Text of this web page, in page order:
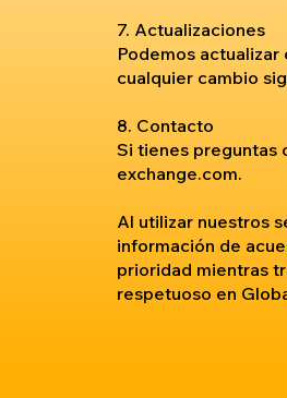
7. Actualizaciones
Podemos
cualquier cambio
8. Contacto
Si tienes preguntas
exchange.com.
Al utilizar nuestros
información de
prioridad mientras
respetuoso en